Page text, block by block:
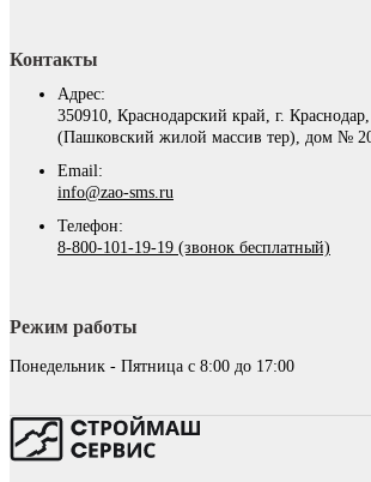
Контакты
Адрес:
350910, Краснодарский край, г.
(Пашковский жилой массив тер), дом №
Email:
info@zao-sms.ru
Телефон:
8-800-101-19-19 (звонок бесплатный)
Режим работы
Понедельник - Пятница с 8:00 до 17:00